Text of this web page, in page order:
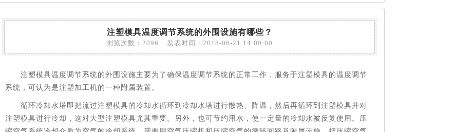
注塑模具温度调节系统的外围设施有哪些？
浏览次数：2096 发表时间：2018-06-21 14:00:00
注塑模具温度调节系统的外围设施主要为了确保温度调节系统的正常工作，服务于注塑模具的温度调节
系统，可认为是注塑加工机的一种附属装置。
循环冷却水塔即把流过注塑模具的冷却水循环到冷却水塔进行散热、降温，然后再循环到注塑模具并对
注塑模具进行冷却，这对大型注塑模具尤其重要。另外，也可节约用水，使一定量的冷却水被反复使用。压